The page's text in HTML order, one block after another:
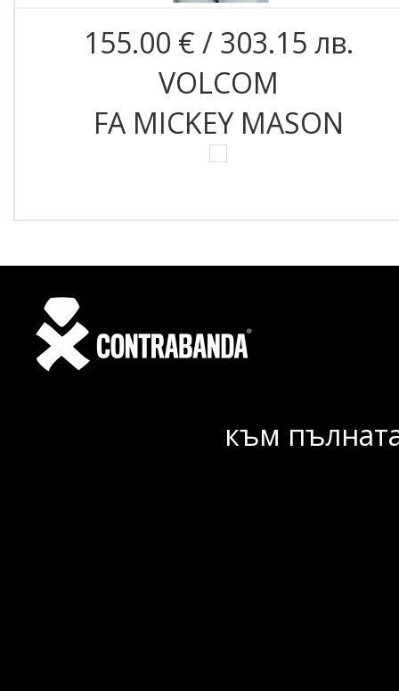
155.00 € / 303.15 лв.
VOLCOM
FA MICKEY MASON
към